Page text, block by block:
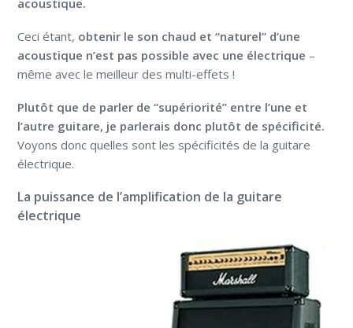
Ceci étant, obtenir le son chaud et “naturel” d’une
acoustique n’est pas possible avec une électrique –
même avec le meilleur des multi-effets !
Plutôt que de parler de “supériorité” entre l’une et
l’autre guitare, je parlerais donc plutôt de spécificité.
Voyons donc quelles sont les spécificités de la guitare
électrique.
La puissance de l’amplification de la guitare
électrique